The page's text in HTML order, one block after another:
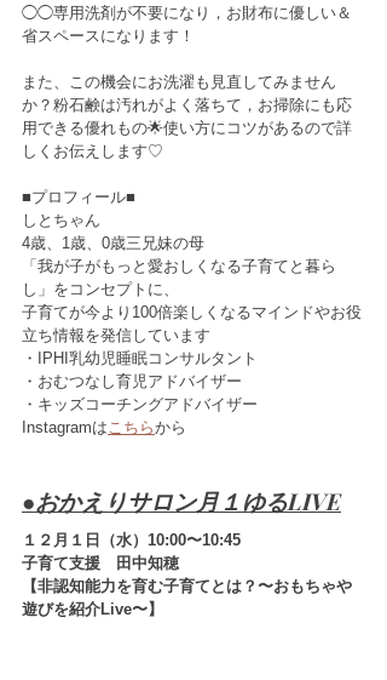
◯◯専用洗剤が不要になり，お財布に優しい＆
省スペースになります！
また、この機会にお洗濯も見直してみません
か？粉石鹸は汚れがよく落ちて，お掃除にも応
用できる優れもの🌟使い方にコツがあるので詳
しくお伝えします♡
■プロフィール■
しとちゃん
4歳、1歳、0歳三兄妹の母
「我が子がもっと愛おしくなる子育てと暮ら
し」をコンセプトに、
子育てが今より100倍楽しくなるマインドやお役
立ち情報を発信しています
・IPHI乳幼児睡眠コンサルタント
・おむつなし育児アドバイザー
・キッズコーチングアドバイザー
Instagramは こちらから
●おかえりサロン月１ゆるLIVE
１２月１日（水）10:00〜10:45
子育て支援　田中知穂
【非認知能力を育む子育てとは？〜おもちゃや
遊びを紹介Live〜】